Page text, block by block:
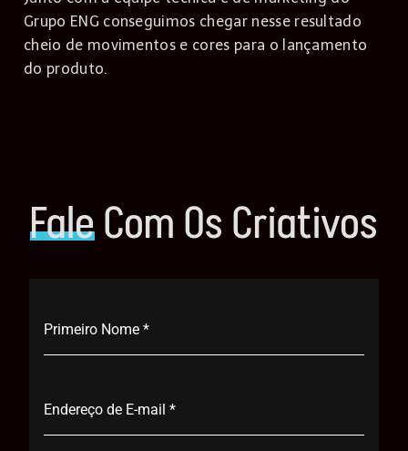
Grupo ENG conseguimos chegar nesse resultado
cheio de movimentos e cores para o lançamento
do produto.
Fale Com Os Criativos
Primeiro Nome *
Endereço de E-mail *